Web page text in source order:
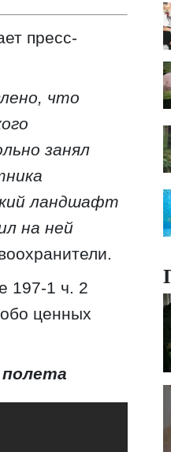
пресс-
что
занял
ландшафт
на ней
197-1 ч. 2
ценных
полета